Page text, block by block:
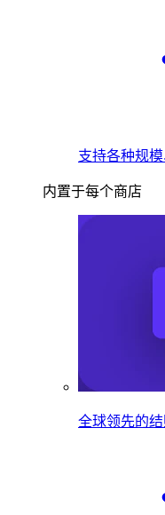
支持各种规
内置于每个商店
全球领先的